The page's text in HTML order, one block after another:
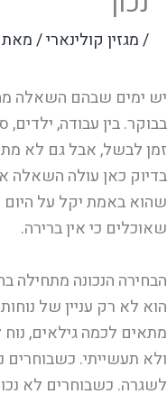
/מגזין קולינארי/ מאת
בבוקר. בין עבודה,
זמן לבשל, אבל גם לא
בדיוק כאן עולה השאלה
שהוא באמת יקל על היום
שאוכלים כי אין ברירה.
הבחירה הנכונה מתחילה
הוא לא רק עניין של
מתאים לכמה גילאים,
ולא תעשייתי. כשבוחרים
לשגרה. כשבוחרים לא